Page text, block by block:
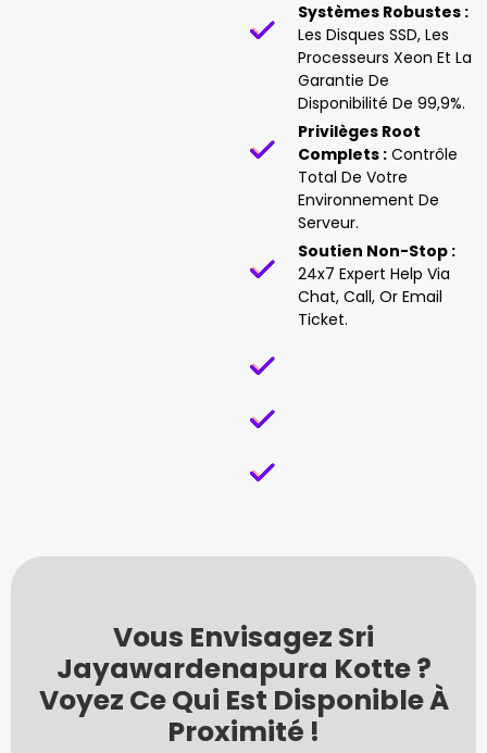
Systèmes Robustes :
Les Disques SSD, Les
Processeurs Xeon Et La
Garantie De
Disponibilité De 99,9%.
Privilèges Root
Complets : Contrôle
Total De Votre
Environnement De
Serveur.
Soutien Non-Stop :
24x7 Expert Help Via
Chat, Call, Or Email
Ticket.
Vous Envisagez Sri
Jayawardenapura Kotte ?
Voyez Ce Qui Est Disponible À
Proximité !